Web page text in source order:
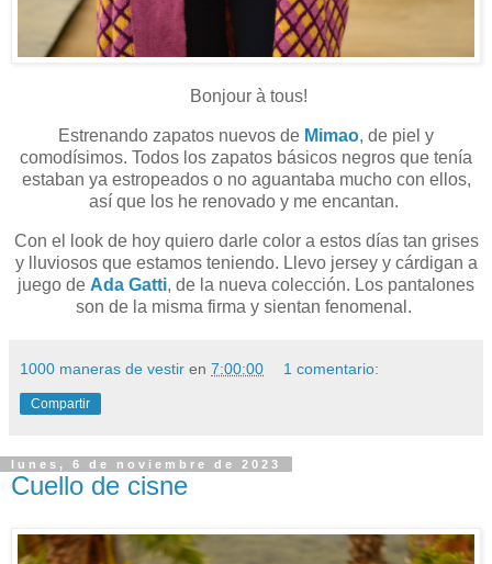
Bonjour à tous!
Estrenando zapatos nuevos de Mimao, de piel y
comodísimos. Todos los zapatos básicos negros que tenía
estaban ya estropeados o no aguantaba mucho con ellos,
así que los he renovado y me encantan.
Con el look de hoy quiero darle color a estos días tan grises
y lluviosos que estamos teniendo. Llevo jersey y cárdigan a
juego de Ada Gatti, de la nueva colección. Los pantalones
son de la misma firma y sientan fenomenal.
1000 maneras de vestir en 7:00:00 1 comentario:
Compartir
lunes, 6 de noviembre de 2023
Cuello de cisne